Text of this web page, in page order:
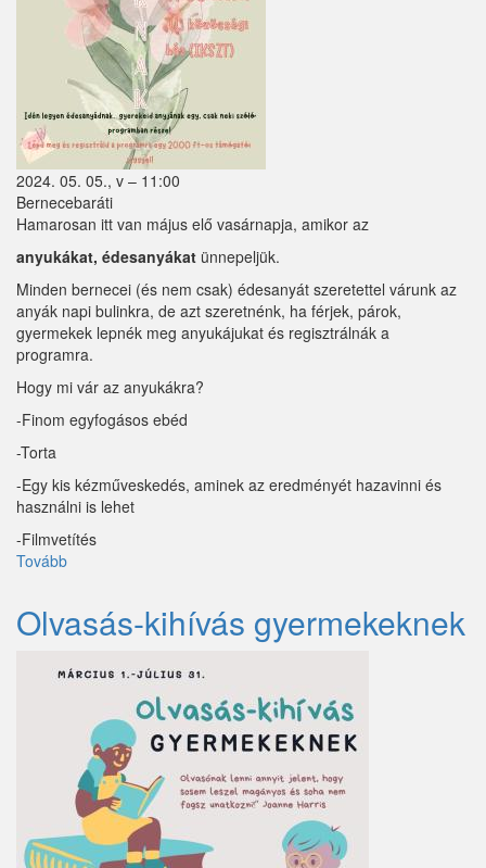
2024. 05. 05., v – 11:00
Bernecebaráti
Hamarosan itt van május elő vasárnapja, amikor az
anyukákat, édesanyákat ünnepeljük.
Minden bernecei (és nem csak) édesanyát szeretettel várunk az
anyák napi bulinkra, de azt szeretnénk, ha férjek, párok,
gyermekek lepnék meg anyukájukat és regisztrálnák a
programra.
Hogy mi vár az anyukákra?
-Finom egyfogásos ebéd
-Torta
-Egy kis kézműveskedés, aminek az eredményét hazavinni és
használni is lehet
-Filmvetítés
Tovább
Olvasás-kihívás gyermekeknek